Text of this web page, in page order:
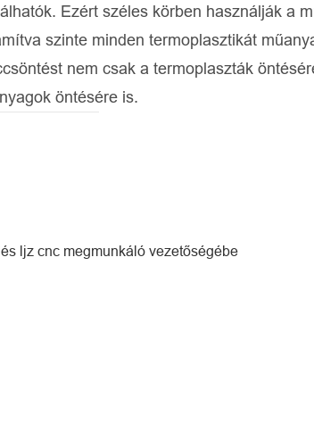
Ezért széles körben használják a
szinte minden termoplasztikát
nem csak a termoplaszták
öntésére is.
ljz cnc megmunkáló vezetőségébe